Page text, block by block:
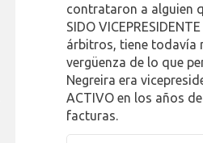
contrataron a alguien
SIDO
árbitros, tiene todavía
vergüenza de lo que
Negreira era
ACTIVO en los años
facturas.